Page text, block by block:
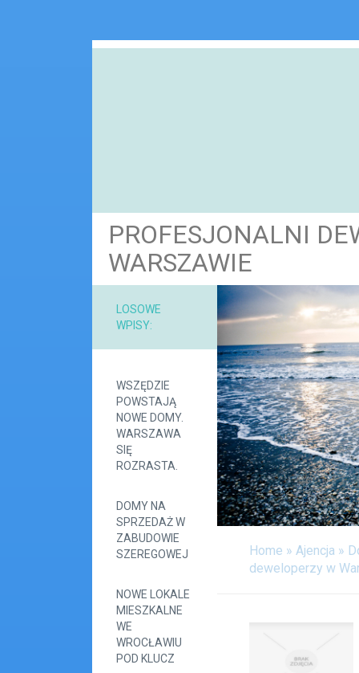
PROFESJONALNI
WARSZAWIE
LOSOWE
WPISY:
WSZĘDZIE
POWSTAJĄ
NOWE DOMY.
WARSZAWA
SIĘ
ROZRASTA.
DOMY NA
SPRZEDAŻ W
ZABUDOWIE
SZEREGOWEJ
NOWE LOKALE
MIESZKALNE
WE
WROCŁAWIU
POD KLUCZ
Home »Ajencja »
deweloperzy w